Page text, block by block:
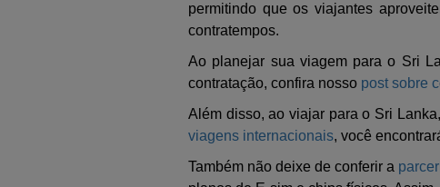
permitindo que os viajantes
contratempos.
Ao planejar sua viagem para o Sri
contratação, confira nosso post sobre
Além disso, ao viajar para o Sri
viagens internacionais, você
Também não deixe de conferir a